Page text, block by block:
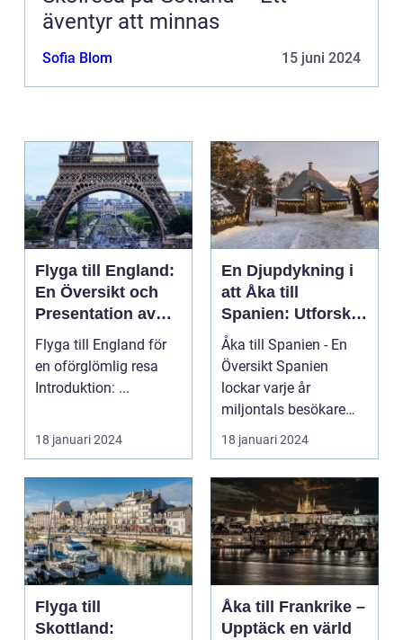
äventyr att minnas
Sofia Blom 15 juni 2024
Flyga till England:
En Översikt och
Presentation av
Resmöjligheter
Flyga till England för
en oförglömlig resa
Introduktion: ...
18 januari 2024
En Djupdykning i
att Åka till
Spanien: Utforska
det
Mångfacetterade
Spanien
Åka till Spanien - En
Översikt Spanien
lockar varje år
miljontals besökare
med sina fantastiska
str...
18 januari 2024
Flyga till
Skottland:
Åka till Frankrike –
Upptäck en värld